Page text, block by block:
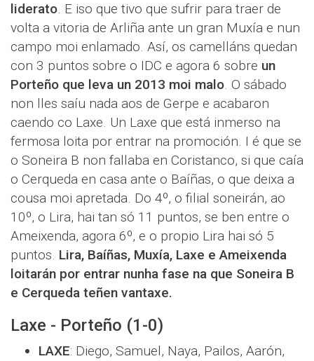
liderato. E iso que tivo que sufrir para traer de
volta a vitoria de Arliña ante un gran Muxía e nun
campo moi enlamado. Así, os camelláns quedan
con 3 puntos sobre o IDC e agora 6 sobre un
Porteño que leva un 2013 moi malo. O sábado
non lles saíu nada aos de Gerpe e acabaron
caendo co Laxe. Un Laxe que está inmerso na
fermosa loita por entrar na promoción. I é que se
o Soneira B non fallaba en Coristanco, si que caía
o Cerqueda en casa ante o Baíñas, o que deixa a
cousa moi apretada. Do 4º, o filial soneirán, ao
10º, o Lira, hai tan só 11 puntos, se ben entre o
Ameixenda, agora 6º, e o propio Lira hai só 5
puntos. Lira, Baíñas, Muxía, Laxe e Ameixenda
loitarán por entrar nunha fase na que Soneira B
e Cerqueda teñen vantaxe.
Laxe - Porteño (1-0)
LAXE: Diego, Samuel, Naya, Pailos, Aarón,